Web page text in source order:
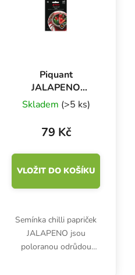
Vegetační...
Piquant
JALAPENO
semínka chilli
papriček, 20 s
Skladem (>5 ks)
79 Kč
VLOŽIT DO KOŠÍKU
Semínka chilli papriček
JALAPENO jsou
poloranou odrůdou